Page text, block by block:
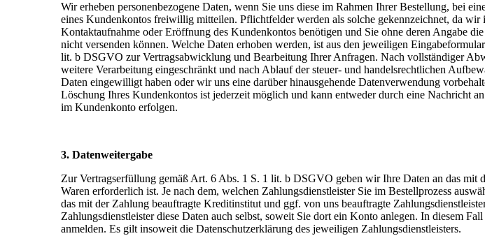
Wir erheben personenbezogene Daten, wenn Sie uns diese im Rahmen Ihrer Bestellung, bei
eines Kundenkontos freiwillig mitteilen. Pflichtfelder werden als solche gekennzeichnet, da
Kontaktaufnahme oder Eröffnung des Kundenkontos benötigen und Sie ohne deren Angabe
nicht versenden können. Welche Daten erhoben werden, ist aus den jeweiligen
lit. b DSGVO zur Vertragsabwicklung und Bearbeitung Ihrer Anfragen. Nach vollständiger
weitere Verarbeitung eingeschränkt und nach Ablauf der steuer- und handelsrechtlichen
Daten eingewilligt haben oder wir uns eine darüber hinausgehende Datenverwendung
Löschung Ihres Kundenkontos ist jederzeit möglich und kann entweder durch eine Nachricht
im Kundenkonto erfolgen.
3. Datenweitergabe
Zur Vertragserfüllung gemäß Art. 6 Abs. 1 S. 1 lit. b DSGVO geben wir Ihre Daten an das mit
Waren erforderlich ist. Je nach dem, welchen Zahlungsdienstleister Sie im Bestellprozess
das mit der Zahlung beauftragte Kreditinstitut und ggf. von uns beauftragte
Zahlungsdienstleister diese Daten auch selbst, soweit Sie dort ein Konto anlegen. In diesem
anmelden. Es gilt insoweit die Datenschutzerklärung des jeweiligen Zahlungsdienstleisters.